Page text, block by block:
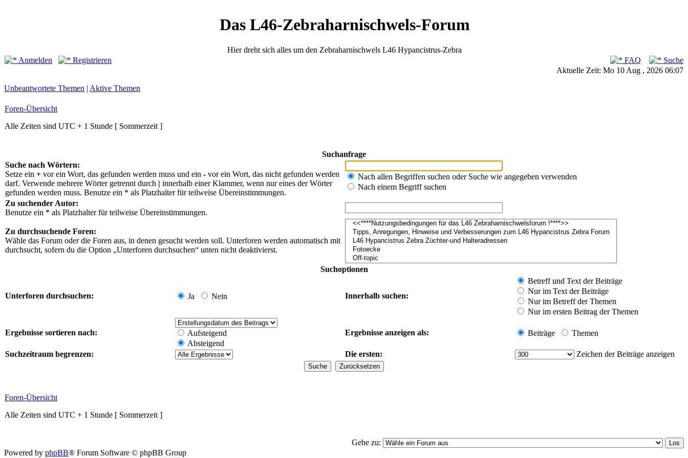
Das L46-Zebraharnischwels-Forum
Hier dreht sich alles um den Zebraharnischwels L46 Hypancistrus-Zebra
Anmelden
Registrieren FAQ
Suche
Aktuelle Zeit: Mo 10 Aug , 2026 06:07
Unbeantwortete Themen | Aktive Themen
Foren-Übersicht
Alle Zeiten sind UTC + 1 Stunde [ Sommerzeit ]
Suchanfrage
Suche nach Wörtern:
Setze ein + vor ein Wort, das gefunden werden muss und ein - vor ein Wort, das nicht gefunden werden
darf. Verwende mehrere Wörter getrennt durch | innerhalb einer Klammer, wenn nur eines der Wörter
gefunden werden muss. Benutze ein * als Platzhalter für teilweise Übereinstimmungen.
Nach allen Begriffen suchen oder Suche wie angegeben verwenden
Nach einem Begriff suchen
Zu suchender Autor:
Benutze ein * als Platzhalter für teilweise Übereinstimmungen.
Zu durchsuchende Foren:
Wähle das Forum oder die Foren aus, in denen gesucht werden soll. Unterforen werden automatisch mit
durchsucht, sofern du die Option „Unterforen durchsuchen“ unten nicht deaktivierst.
Suchoptionen
Unterforen durchsuchen: Ja Nein Innerhalb suchen:
Betreff und Text der Beiträge
Nur im Text der Beiträge
Nur im Betreff der Themen
Nur im ersten Beitrag der Themen
Ergebnisse sortieren nach:
Aufsteigend
Absteigend
Ergebnisse anzeigen als: Beiträge Themen
Suchzeitraum begrenzen: Die ersten: Zeichen der Beiträge anzeigen
Foren-Übersicht
Alle Zeiten sind UTC + 1 Stunde [ Sommerzeit ]
Gehe zu:
Powered by phpBB® Forum Software © phpBB Group